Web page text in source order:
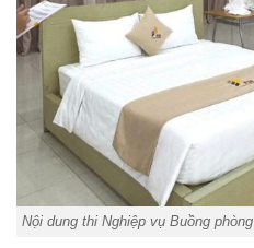
Nội dung thi Nghiệp vụ Buồng phòng